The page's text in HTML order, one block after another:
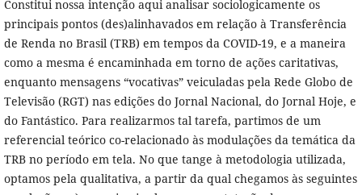
Constitui nossa intenção aqui analisar sociologicamente os
principais pontos (des)alinhavados em relação à Transferência
de Renda no Brasil (TRB) em tempos da COVID-19, e a maneira
como a mesma é encaminhada em torno de ações caritativas,
enquanto mensagens “vocativas” veiculadas pela Rede Globo de
Televisão (RGT) nas edições do Jornal Nacional, do Jornal Hoje, e
do Fantástico. Para realizarmos tal tarefa, partimos de um
referencial teórico co-relacionado às modulações da temática da
TRB no período em tela. No que tange à metodologia utilizada,
optamos pela qualitativa, a partir da qual chegamos às seguintes